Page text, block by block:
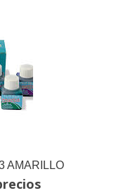
AMARILLO